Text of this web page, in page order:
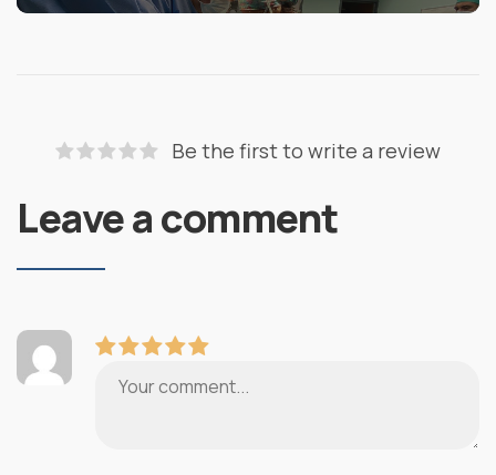
Be the first to write a review
Leave a comment